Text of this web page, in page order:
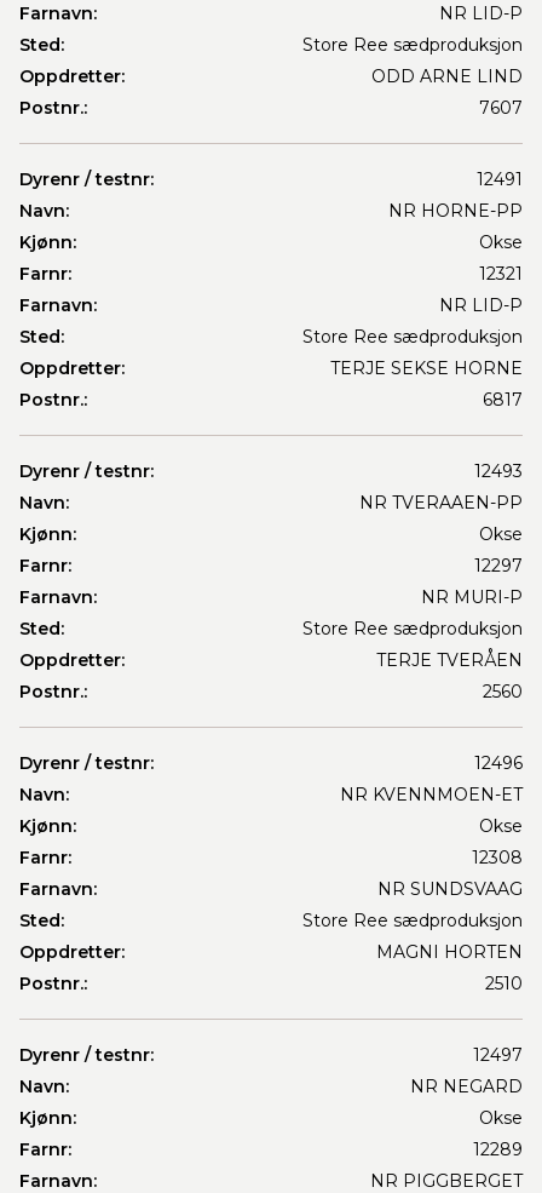
Farnavn:
NR LID-P
Sted:
Store Ree sædproduksjon
Oppdretter:
ODD ARNE LIND
Postnr.:
7607
Dyrenr / testnr:
12491
Navn:
NR HORNE-PP
Kjønn:
Okse
Farnr:
12321
Farnavn:
NR LID-P
Sted:
Store Ree sædproduksjon
Oppdretter:
TERJE SEKSE HORNE
Postnr.:
6817
Dyrenr / testnr:
12493
Navn:
NR TVERAAEN-PP
Kjønn:
Okse
Farnr:
12297
Farnavn:
NR MURI-P
Sted:
Store Ree sædproduksjon
Oppdretter:
TERJE TVERÅEN
Postnr.:
2560
Dyrenr / testnr:
12496
Navn:
NR KVENNMOEN-ET
Kjønn:
Okse
Farnr:
12308
Farnavn:
NR SUNDSVAAG
Sted:
Store Ree sædproduksjon
Oppdretter:
MAGNI HORTEN
Postnr.:
2510
Dyrenr / testnr:
12497
Navn:
NR NEGARD
Kjønn:
Okse
Farnr:
12289
Farnavn:
NR PIGGBERGET